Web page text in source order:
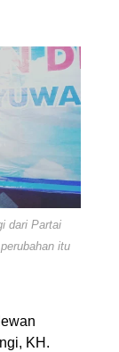
dari Partai
itu
KH.